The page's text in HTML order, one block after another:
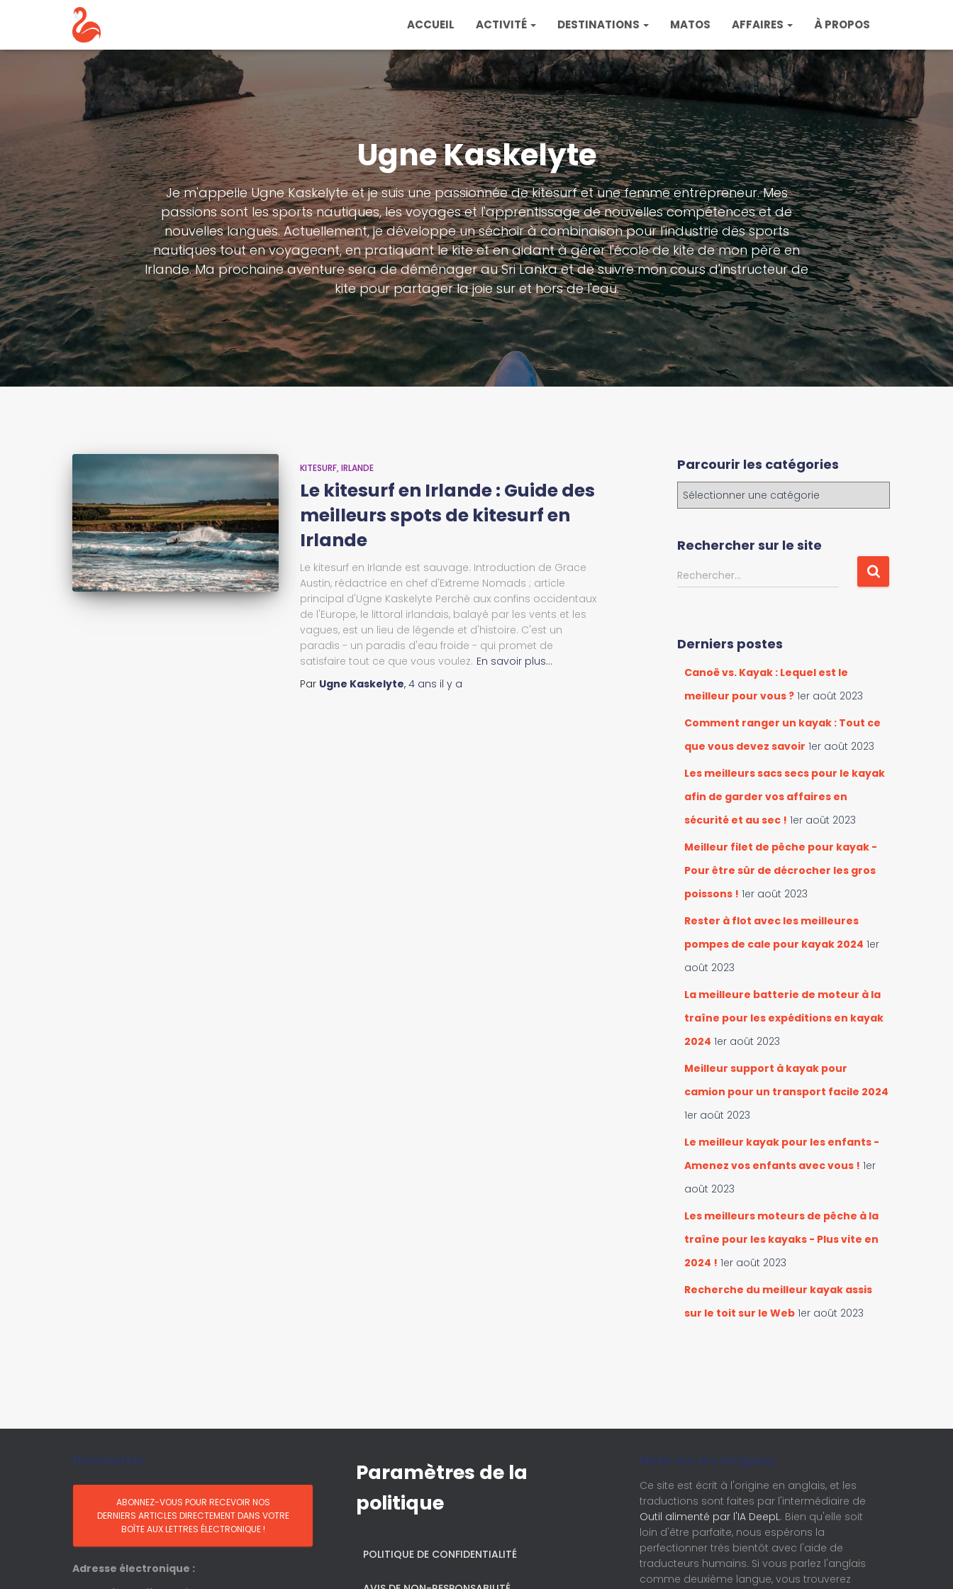
ACCUEIL ACTIVITÉ DESTINATIONS MATOS AFFAIRES À PROPOS
Ugne Kaskelyte
Je m'appelle Ugne Kaskelyte et je suis une passionnée de kitesurf et une femme entrepreneur. Mes
passions sont les sports nautiques, les voyages et l'apprentissage de nouvelles compétences et de
nouvelles langues. Actuellement, je développe un séchoir à combinaison pour l'industrie des sports
nautiques tout en voyageant, en pratiquant le kite et en aidant à gérer l'école de kite de mon père en
Irlande. Ma prochaine aventure sera de déménager au Sri Lanka et de suivre mon cours d'instructeur de
kite pour partager la joie sur et hors de l'eau.
KITESURF IRLANDE
Le kitesurf en Irlande : Guide des
meilleurs spots de kitesurf en
Irlande
Le kitesurf en Irlande est sauvage. Introduction de Grace
Austin, rédactrice en chef d'Extreme Nomads ; article
principal d'Ugne Kaskelyte Perché aux confins occidentaux
de l'Europe, le littoral irlandais, balayé par les vents et les
vagues, est un lieu de légende et d'histoire. C'est un
paradis - un paradis d'eau froide - qui promet de
satisfaire tout ce que vous voulez. En savoir plus…
Par Ugne Kaskelyte, 4 ans il y a
Parcourir les catégories
a
o
r
e
Rechercher sur le site
R
e
r
Rechercher…
Derniers postes
Canoë vs. Kayak : Lequel est le
meilleur pour vous ? 1er août 2023
Comment ranger un kayak : Tout ce
que vous devez savoir 1er août 2023
Les meilleurs sacs secs pour le kayak
afin de garder vos affaires en
sécurité et au sec ! 1er août 2023
Meilleur filet de pêche pour kayak -
Pour être sûr de décrocher les gros
poissons ! 1er août 2023
Rester à flot avec les meilleures
pompes de cale pour kayak 2024 1er
août 2023
La meilleure batterie de moteur à la
traîne pour les expéditions en kayak
2024 1er août 2023
Meilleur support à kayak pour
camion pour un transport facile 2024
1er août 2023
Le meilleur kayak pour les enfants -
Amenez vos enfants avec vous ! 1er
août 2023
Les meilleurs moteurs de pêche à la
traîne pour les kayaks - Plus vite en
2024 ! 1er août 2023
Recherche du meilleur kayak assis
sur le toit sur le Web 1er août 2023
Newsletter
Adresse électronique :
Paramètres de la
politique
POLITIQUE DE CONFIDENTIALITÉ
Note sur les langues
Ce site est écrit à l'origine en anglais, et les
traductions sont faites par l'intermédiaire de
Outil alimenté par l'IA DeepL. Bien qu'elle soit
loin d'être parfaite, nous espérons la
perfectionner très bientôt avec l'aide de
traducteurs humains. Si vous parlez l'anglais
comme deuxième langue, vous trouverez